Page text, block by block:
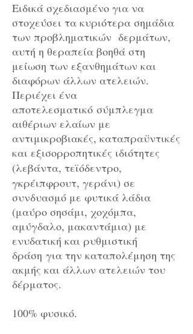
Ειδικά σχεδιασμένο για να
στοχεύσει τα κυριότερα σημάδια
των προβληματικών δερμάτων,
αυτή η θεραπεία βοηθά στη
μείωση των εξανθημάτων και
διαφόρων άλλων ατελειών.
Περιέχει ένα
αποτελεσματικό σύμπλεγμα
αιθέριων ελαίων με
αντιμικροβιακές, καταπραϋντικές
και εξισορροπητικές ιδιότητες
(λεβάντα, τεϊόδεντρο,
γκρέιπφρουτ, γεράνι) σε
συνδυασμό με φυτικά λάδια
(μαύρο σησάμι, χοχόμπα,
αμύγδαλο, μακαντάμια) με
ενυδατική και ρυθμιστική
δράση για την καταπολέμηση της
ακμής και άλλων ατελειών του
δέρματος.
100% φυσικό.